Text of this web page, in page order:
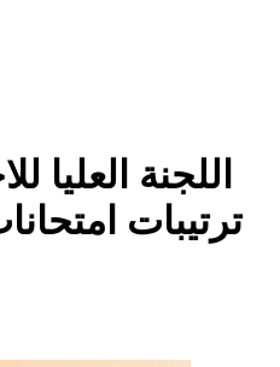
اللجنة العليا
ترتيبات